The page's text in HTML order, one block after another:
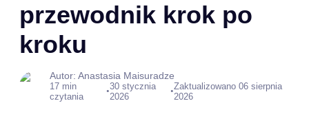
przewodnik krok po
kroku
Autor: Anastasia Maisuradze
17 min
czytania
•30 stycznia
2026
•Zaktualizowano 06 sierpnia
2026